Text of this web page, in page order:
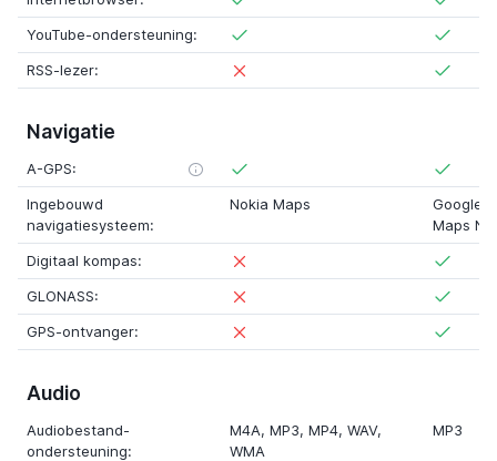
YouTube-ondersteuning:
RSS-lezer:
Navigatie
A-GPS:
Ingebouwd
navigatiesysteem:
Nokia Maps
Google
Maps
Digitaal kompas:
GLONASS:
GPS-ontvanger:
Audio
Audiobestand-
ondersteuning:
M4A, MP3, MP4, WAV,
WMA
MP3